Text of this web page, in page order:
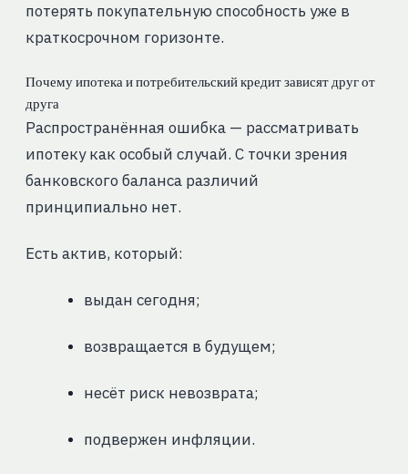
потерять покупательную способность уже в
краткосрочном горизонте.
Почему ипотека и потребительский кредит зависят друг от
друга
Распространённая ошибка — рассматривать
ипотеку как особый случай. С точки зрения
банковского баланса различий
принципиально нет.
Есть актив, который:
выдан сегодня;
возвращается в будущем;
несёт риск невозврата;
подвержен инфляции.